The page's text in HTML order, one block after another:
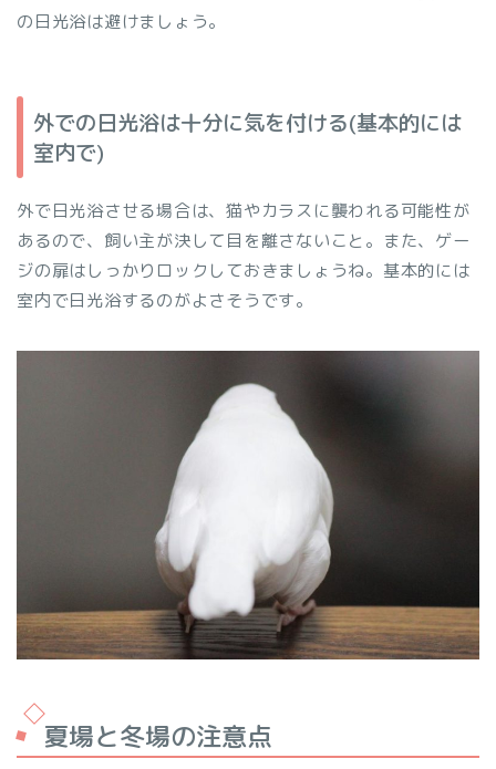
の日光浴は避けましょう。
外での日光浴は十分に気を付ける(基本的には
室内で)
外で日光浴させる場合は、猫やカラスに襲われる可能性が
あるので、飼い主が決して目を離さないこと。また、ゲー
ジの扉はしっかりロックしておきましょうね。基本的には
室内で日光浴するのがよさそうです。
夏場と冬場の注意点